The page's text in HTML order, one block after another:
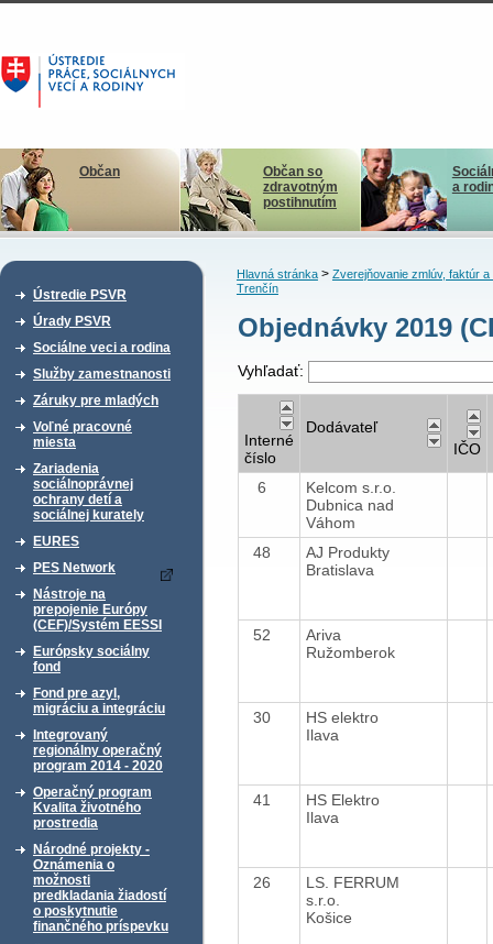
Občan
Občan so
zdravotným
postihnutím
a
Ústredie PSVR
Úrady PSVR
Sociálne veci a rodina
Služby zamestnanosti
Záruky pre mladých
Voľné pracovné
miesta
Zariadenia
sociálnoprávnej
ochrany detí a
sociálnej kurately
EURES
PES Network
Nástroje na
prepojenie Európy
(CEF)/Systém EESSI
Európsky sociálny
fond
Fond pre azyl,
migráciu a integráciu
Integrovaný
regionálny operačný
program 2014 - 2020
Operačný program
Kvalita životného
prostredia
Národné projekty -
Oznámenia o
možnosti
predkladania žiadostí
o poskytnutie
finančného príspevku
Hlavná stránka> Zverejňovanie zmlúv, faktúr a
Trenčín
Objednávky 2019
Vyhľadať:
Interné
číslo
Dodávateľ
IČO
6
Kelcom s.r.o.
Dubnica nad
Váhom
48
AJ Produkty
Bratislava
52
Ariva
Ružomberok
30
HS elektro
Ilava
41
HS Elektro
Ilava
26
LS. FERRUM
s.r.o.
Košice